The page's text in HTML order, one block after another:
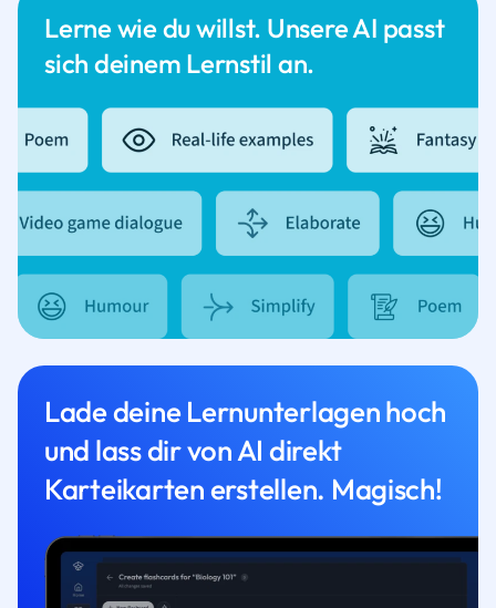
Lerne wie du willst. Unsere AI passt
sich deinem Lernstil an.
Lade deine Lernunterlagen hoch
und lass dir von AI direkt
Karteikarten erstellen. Magisch!